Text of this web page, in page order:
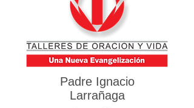
Padre Ignacio
Larrañaga